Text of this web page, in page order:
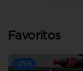
Favoritos
-25%